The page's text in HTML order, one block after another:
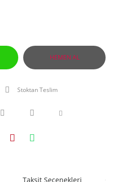
HEMEN AL
Stoktan Teslim
Taksit Seçenekleri